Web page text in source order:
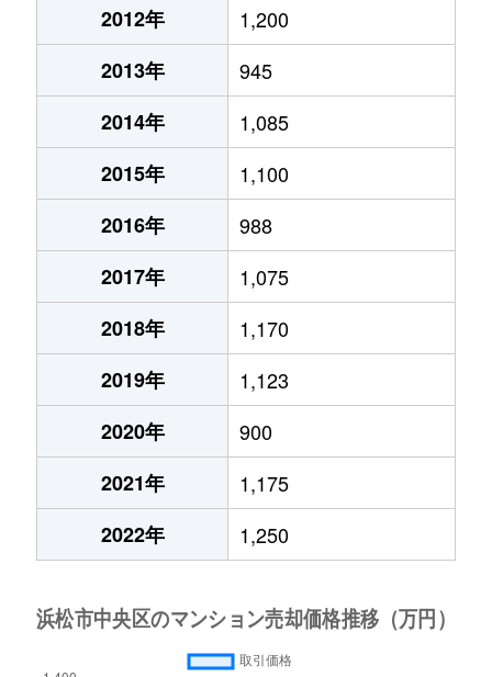
2012年
1,200
2013年
945
2014年
1,085
2015年
1,100
2016年
988
2017年
1,075
2018年
1,170
2019年
1,123
2020年
900
2021年
1,175
2022年
1,250